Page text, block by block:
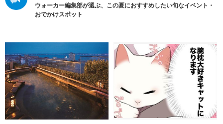
ウォーカー編集部が選ぶ、この夏におすすめしたい旬なイベント・
おでかけスポット